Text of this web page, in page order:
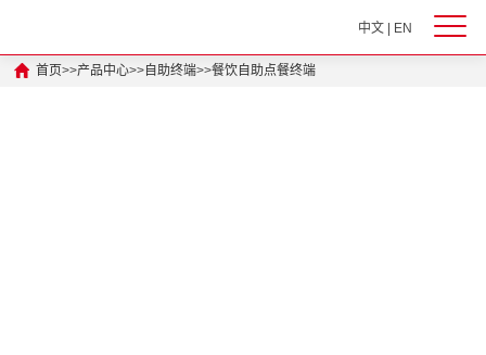
中文| EN
首页>>产品中心>>自助终端>>餐饮自助点餐终端